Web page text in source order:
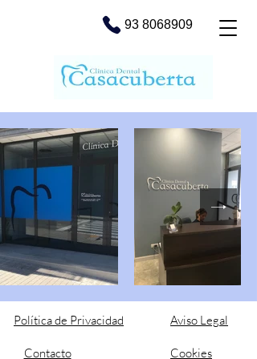
93 8068909
Política de Privacidad
Contacto
Aviso Legal​
Cookies